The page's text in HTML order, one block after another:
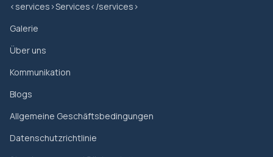
reisen und dabei unterschiedliche Nachbarschaften
kennenlernen. Sie sollten bereit sein, mehrere Stunden
und Stehen an belebten Straßenständen beim Essen
zu verbringen.
ist am besten für Erwachsene und ältere Kinder
geeignet, die bereit sind, verschiedene Lebensmittel
<services>Services</services>
Galerie
Über uns
Kommunikation
Blogs
Allgemeine Geschäftsbedingungen
Datenschutzrichtlinie